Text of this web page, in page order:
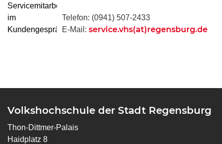
Telefon: (0941) 507-2433
E-Mail: service.vhs(at)regensburg.de
Volkshochschule der Stadt Regensburg
Thon-Dittmer-Palais
Haidplatz 8